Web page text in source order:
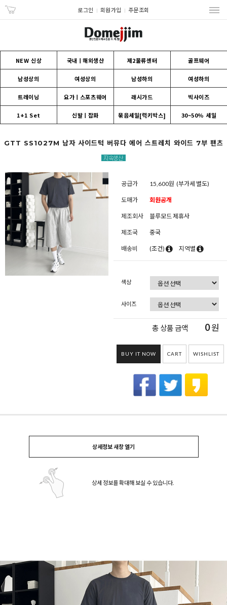
로그인 회원가입 주문조회
NEW 신상 국내ㅣ해외생산 제2물류센터 골프웨어
남성상의 여성상의 남성하의 여성하의
트레이닝 요가ㅣ스포츠웨어 래시가드 빅사이즈
1+1 Set 신발ㅣ잡화 묶음세일[럭키박스] 30~50% 세일
GTT SS1027M 남자 사이드턱 버뮤다 에어 스트레치 와이드 7부 팬츠
공급가 15,600원 (부가세 별도)
도매가 회원공개
제조회사 블루모드 제휴사
제조국 중국
배송비 (조건) 지역별
색상
사이즈
총 상품 금액 0원
BUY IT NOW CART WISHLIST
상세정보 새창 열기
상세 정보를 확대해 보실 수 있습니다.